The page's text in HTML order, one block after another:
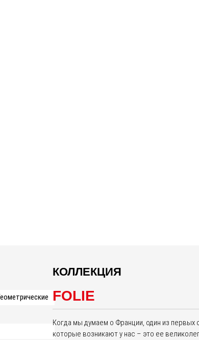
КОЛЛЕКЦИЯ
FOLIE
Когда мы думаем о Франции, один из первых
которые возникают у нас – это ее